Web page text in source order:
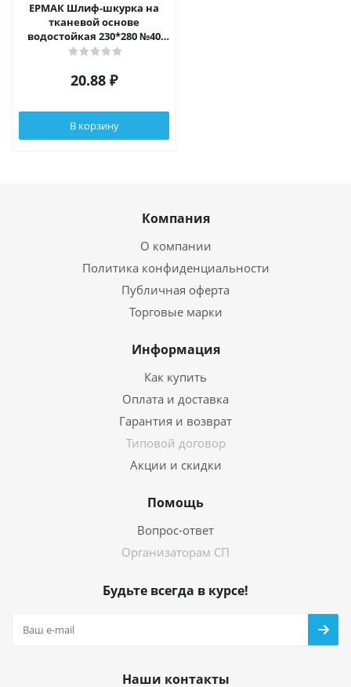
ЕРМАК Шлиф-шкурка на
тканевой основе
водостойкая 230*280 №40
(цена за 1 лист, в спайке 50
20.88 ₽
В корзину
Компания
О компании
Политика конфиденциальности
Публичная оферта
Торговые марки
Информация
Как купить
Оплата и доставка
Гарантия и возврат
Типовой договор
Акции и скидки
Помощь
Вопрос-ответ
Организаторам СП
Будьте всегда в курсе!
Наши контакты